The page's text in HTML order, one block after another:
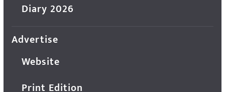
Diary 2026
Advertise
Website
Print Edition